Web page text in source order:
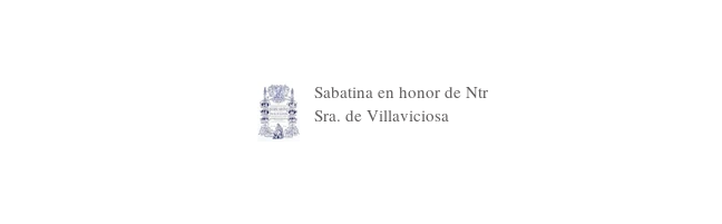
Sabatina en honor de Ntra.
Sra. de Villaviciosa